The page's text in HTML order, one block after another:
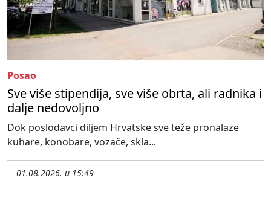
Posao
Sve više stipendija, sve više obrta, ali radnika i
dalje nedovoljno
Dok poslodavci diljem Hrvatske sve teže pronalaze
kuhare, konobare, vozače, skla...
01.08.2026. u 15:49